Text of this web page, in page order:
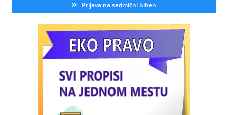
Prijava na sedmični bilten